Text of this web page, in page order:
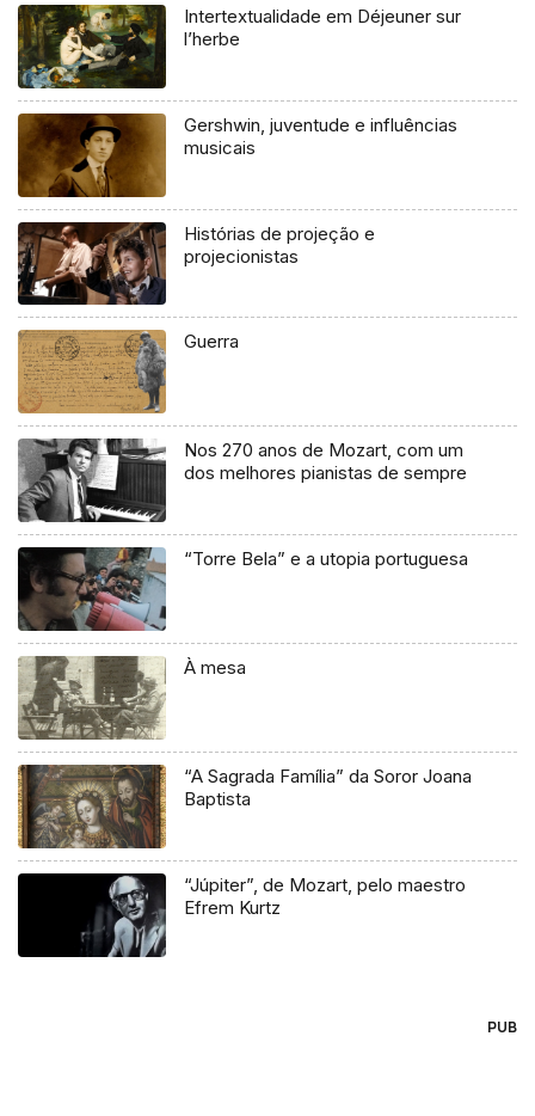
Intertextualidade em Déjeuner sur
l’herbe
Gershwin, juventude e influências
musicais
Histórias de projeção e
projecionistas
Guerra
Nos 270 anos de Mozart, com um
dos melhores pianistas de sempre
“Torre Bela” e a utopia portuguesa
À mesa
“A Sagrada Família” da Soror Joana
Baptista
“Júpiter”, de Mozart, pelo maestro
Efrem Kurtz
PUB